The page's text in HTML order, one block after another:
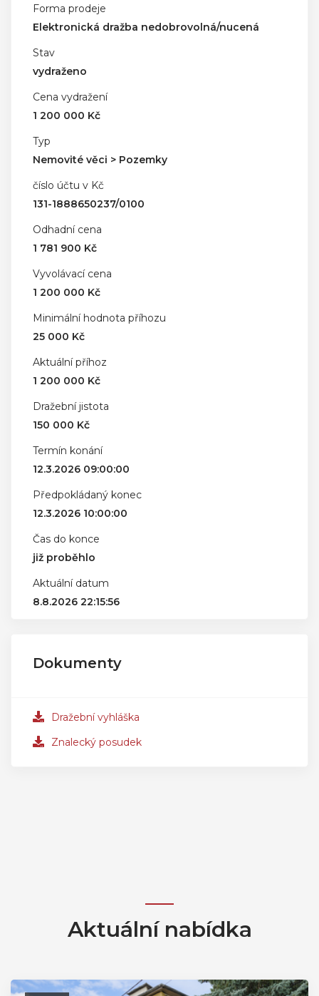
Forma prodeje
Elektronická dražba nedobrovolná/nucená
Stav
vydraženo
Cena vydražení
1 200 000 Kč
Typ
Nemovité věci > Pozemky
číslo účtu v Kč
131-1888650237/0100
Odhadní cena
1 781 900 Kč
Vyvolávací cena
1 200 000 Kč
Minimální hodnota příhozu
25 000 Kč
Aktuální příhoz
1 200 000 Kč
Dražební jistota
150 000 Kč
Termín konání
12.3.2026 09:00:00
Předpokládaný konec
12.3.2026 10:00:00
Čas do konce
již proběhlo
Aktuální datum
8.8.2026 22:15:56
Dokumenty
Dražební vyhláška
Znalecký posudek
Aktuální nabídka